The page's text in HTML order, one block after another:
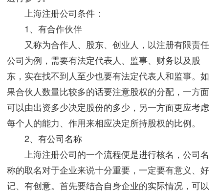
上海注册公司条件：
1、有合作伙伴
又称为合作人、股东、创业人，以注册有限责任
公司为例，需要有法定代表人、监事、财务以及股
东，实在找不到人至少也要有法定代表人和监事。如
果合伙人数量比较多的话要注意股权的分配，一方面
可以由出资多少决定股份的多少，另一方面更应考虑
每个人的能力、作用来相应决定所持股权的比例。
2、有公司名称
上海注册公司的一个流程便是进行核名，公司名
称的取名对于企业来说十分重要，一定要有意义、好
记、有创意。首先要结合自身企业的实际情况，可以